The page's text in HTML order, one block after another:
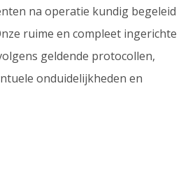
na operatie kundig begeleid
ruime en compleet ingerichte
geldende protocollen,
onduidelijkheden en